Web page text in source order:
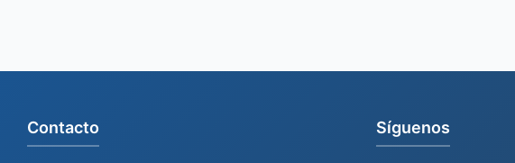
Contacto Síguenos